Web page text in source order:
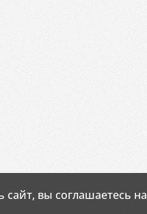
вы соглашаетесь на